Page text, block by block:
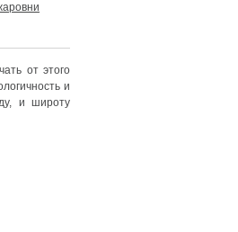
от этого
и
и широту